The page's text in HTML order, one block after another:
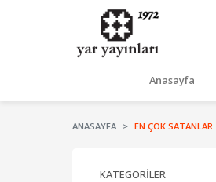
Anasayfa
ANASAYFA EN ÇOK SATANLAR
KATEGORILER